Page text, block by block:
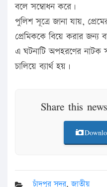
বলে সম্বোধন করে।
পুলিশ সূত্রে জানা যায়,
প্রেমিককে বিয়ে করার জন্য
এ ঘটনাটি অপহরণের নাটক
চালিয়ে ব্যার্থ হয়।
Share this
চাঁদপুর সদর,জাতীয়